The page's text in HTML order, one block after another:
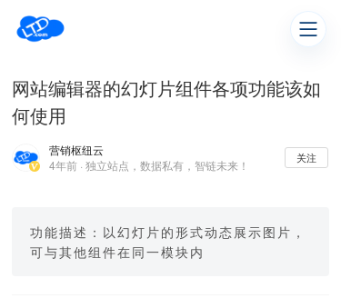
网站编辑器的幻灯片组件各项功能该如
何使用
营销枢纽云
4年前 · 独立站点，数据私有，智链未来！
关注
功能描述：以幻灯片的形式动态展示图片，
可与其他组件在同一模块内